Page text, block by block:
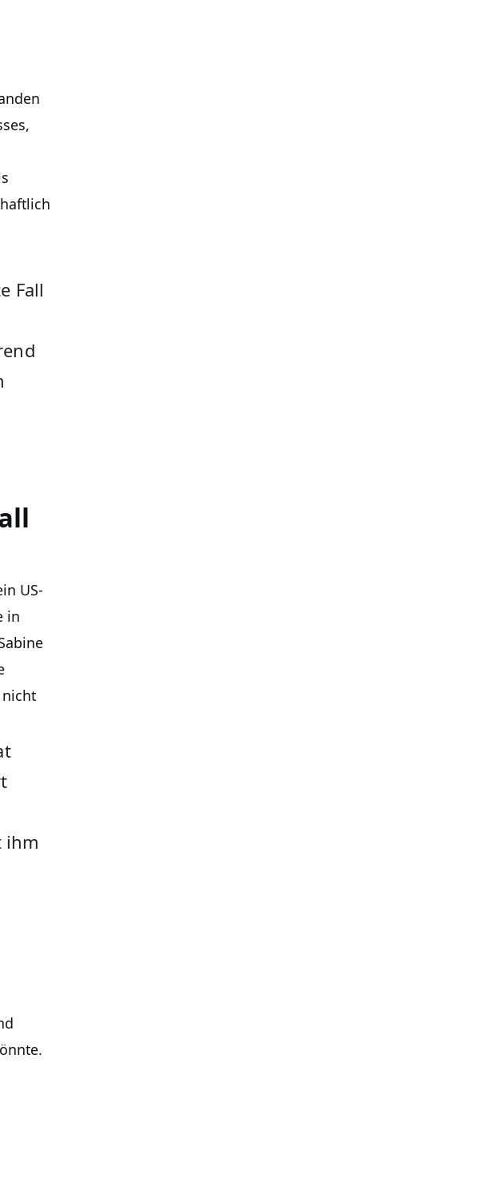
Fall
US-
in
ihm